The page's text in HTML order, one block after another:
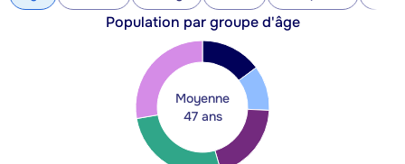
Population par groupe d'âge
Moyenne
47 ans